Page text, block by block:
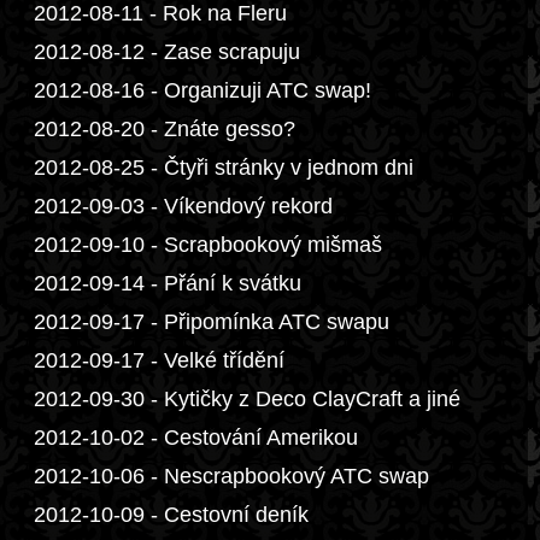
2012-08-11 - Rok na Fleru
2012-08-12 - Zase scrapuju
2012-08-16 - Organizuji ATC swap!
2012-08-20 - Znáte gesso?
2012-08-25 - Čtyři stránky v jednom dni
2012-09-03 - Víkendový rekord
2012-09-10 - Scrapbookový mišmaš
2012-09-14 - Přání k svátku
2012-09-17 - Připomínka ATC swapu
2012-09-17 - Velké třídění
2012-09-30 - Kytičky z Deco ClayCraft a jiné
2012-10-02 - Cestování Amerikou
2012-10-06 - Nescrapbookový ATC swap
2012-10-09 - Cestovní deník